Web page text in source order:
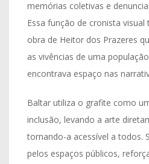
memórias coletivas e
Essa função de cronista
obra de Heitor dos Prazeres
as vivências de uma
encontrava espaço nas
Baltar utiliza o grafite como
inclusão, levando a arte
tornando-a acessível a todos.
pelos espaços públicos,